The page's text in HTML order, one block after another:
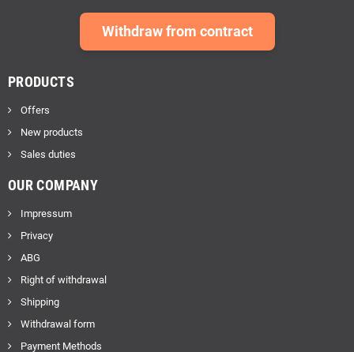
Withdraw from contract
PRODUCTS
Offers
New products
Sales duties
OUR COMPANY
Impressum
Privacy
ABG
Right of withdrawal
Shipping
Withdrawal form
Payment Methods